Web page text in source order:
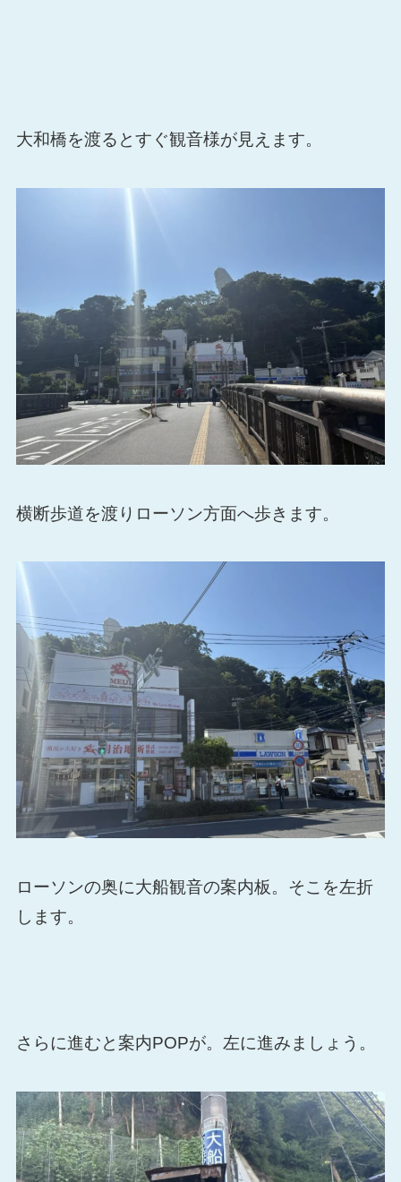
大和橋を渡るとすぐ観音様が見えます。
横断歩道を渡りローソン方面へ歩きます。
ローソンの奥に大船観音の案内板。そこを左折
します。
さらに進むと案内POPが。左に進みましょう。